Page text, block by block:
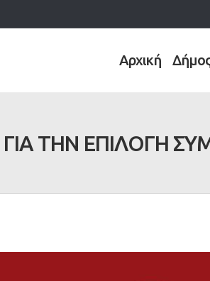
Αρχική
ΤΗΝ ΕΠΙΛΟΓΗ